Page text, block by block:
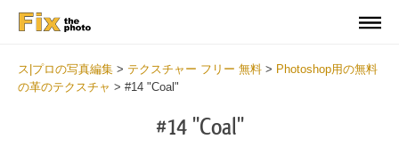
ス|プロの写真編集 > テクスチャー フリー 無料 > Photoshop用の無料
の革のテクスチャ > #14 "Coal"
#14 "Coal"